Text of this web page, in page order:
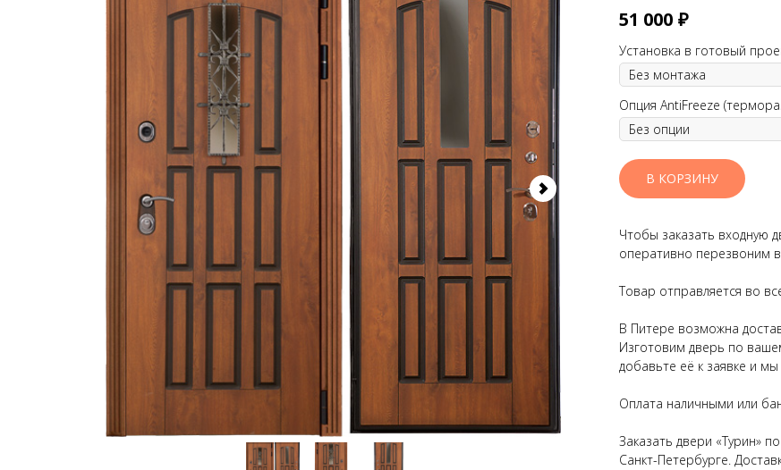
51 000 ₽
Установка в готовый
Опция AntiFreeze
В КОРЗИНУ
Чтобы заказать входную
оперативно перезвоним
Товар отправляется во
В Питере возможна
Изготовим дверь по
добавьте её к заявке и
Оплата наличными или
Заказать двери «Турин»
Санкт-Петербурге.